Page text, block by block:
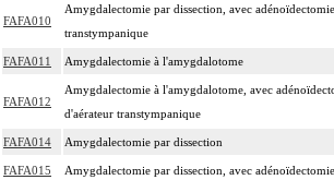
FAFA010
Amygdalectomie par dissection, avec
transtympanique
FAFA011 Amygdalectomie à l'amygdalotome
FAFA012
Amygdalectomie à l'amygdalotome, avec
d'aérateur transtympanique
FAFA014 Amygdalectomie par dissection
FAFA015 Amygdalectomie par dissection, avec adénoïdectomie